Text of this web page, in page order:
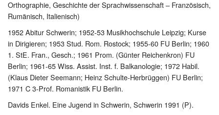
Orthographie, Geschichte der Sprachwissenschaft – Französisch,
Rumänisch, Italienisch)
1952 Abitur Schwerin; 1952-53 Musikhochschule Leipzig; Kurse
in Dirigieren; 1953 Stud. Rom. Rostock; 1955-60 FU Berlin; 1960
1. StE. Fran., Gesch.; 1961 Prom. (Günter Reichenkron) FU
Berlin; 1961-65 Wiss. Assist. Inst. f. Balkanologie; 1972 Habil.
(Klaus Dieter Seemann; Heinz Schulte-Herbrüggen) FU Berlin;
1971 C 3-Prof. Romanistik FU Berlin.
Davids Enkel. Eine Jugend in Schwerin, Schwerin 1991 (P).